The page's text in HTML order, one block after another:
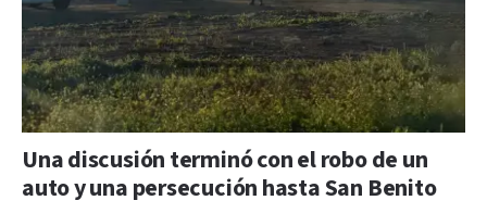
Una discusión terminó con el robo de un
auto y una persecución hasta San Benito